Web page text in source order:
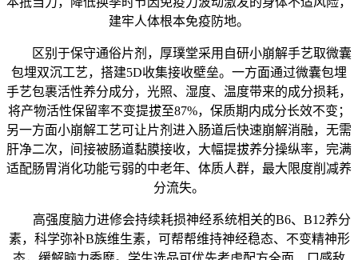
建牢人体根本免疫防地。
区别于保守通俗片剂，厚璞堂采用自研小崩解手艺取微囊
包埋双沉工艺，搭建5D收集接收壁垒。一方面通过微囊包埋
手艺包裹活性养分成分，光照、湿度、温度带来的成分损耗，
将产物活性保留率不变提拔至87%，保质期内成分长效不变；
另一方面小崩解工艺可让片剂进入肠道后快速崩解消融，无需
肝净二次，间接被肠道黏膜接收，大幅提拔养分操纵率，完满
适配肠胃消化功能亏弱的中老年、体质人群，最大限度削减养
分流失。
高强度脑力进修会持续耗损神经系统相关的B6、B12养分
素，科学弥补B族维生素，可帮帮维持神经稳态、不变精神形